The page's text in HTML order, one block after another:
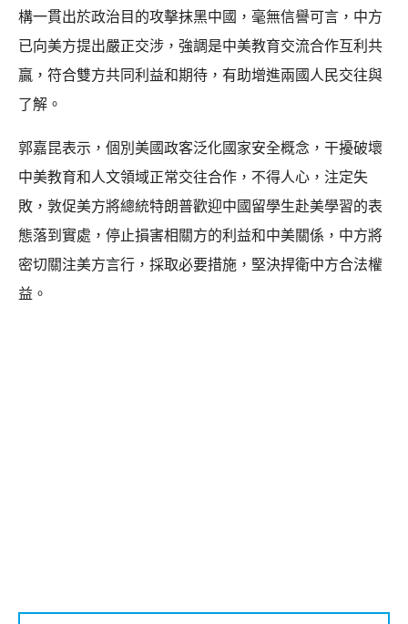
構一貫出於政治目的攻擊抹黑中國，毫無信譽可言，中方
已向美方提出嚴正交涉，強調是中美教育交流合作互利共
贏，符合雙方共同利益和期待，有助增進兩國人民交往與
了解。
郭嘉昆表示，個別美國政客泛化國家安全概念，干擾破壞
中美教育和人文領域正常交往合作，不得人心，注定失
敗，敦促美方將總統特朗普歡迎中國留學生赴美學習的表
態落到實處，停止損害相關方的利益和中美關係，中方將
密切關注美方言行，採取必要措施，堅決捍衛中方合法權
益。